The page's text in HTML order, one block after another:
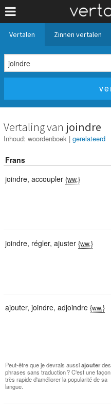
Vertalen Zinnen vertalen
Vertaling van joindre
Inhoud: woordenboek | gerelateerd
Frans
joindre, accoupler {ww.}
joindre, régler, ajuster {ww.}
ajouter, joindre, adjoindre {ww.}
Peut-être que je devrais aussiajouterdes
phrases sans traduction ? C'est une façon
très rapide d'améliorer la popularité de sa
langue.